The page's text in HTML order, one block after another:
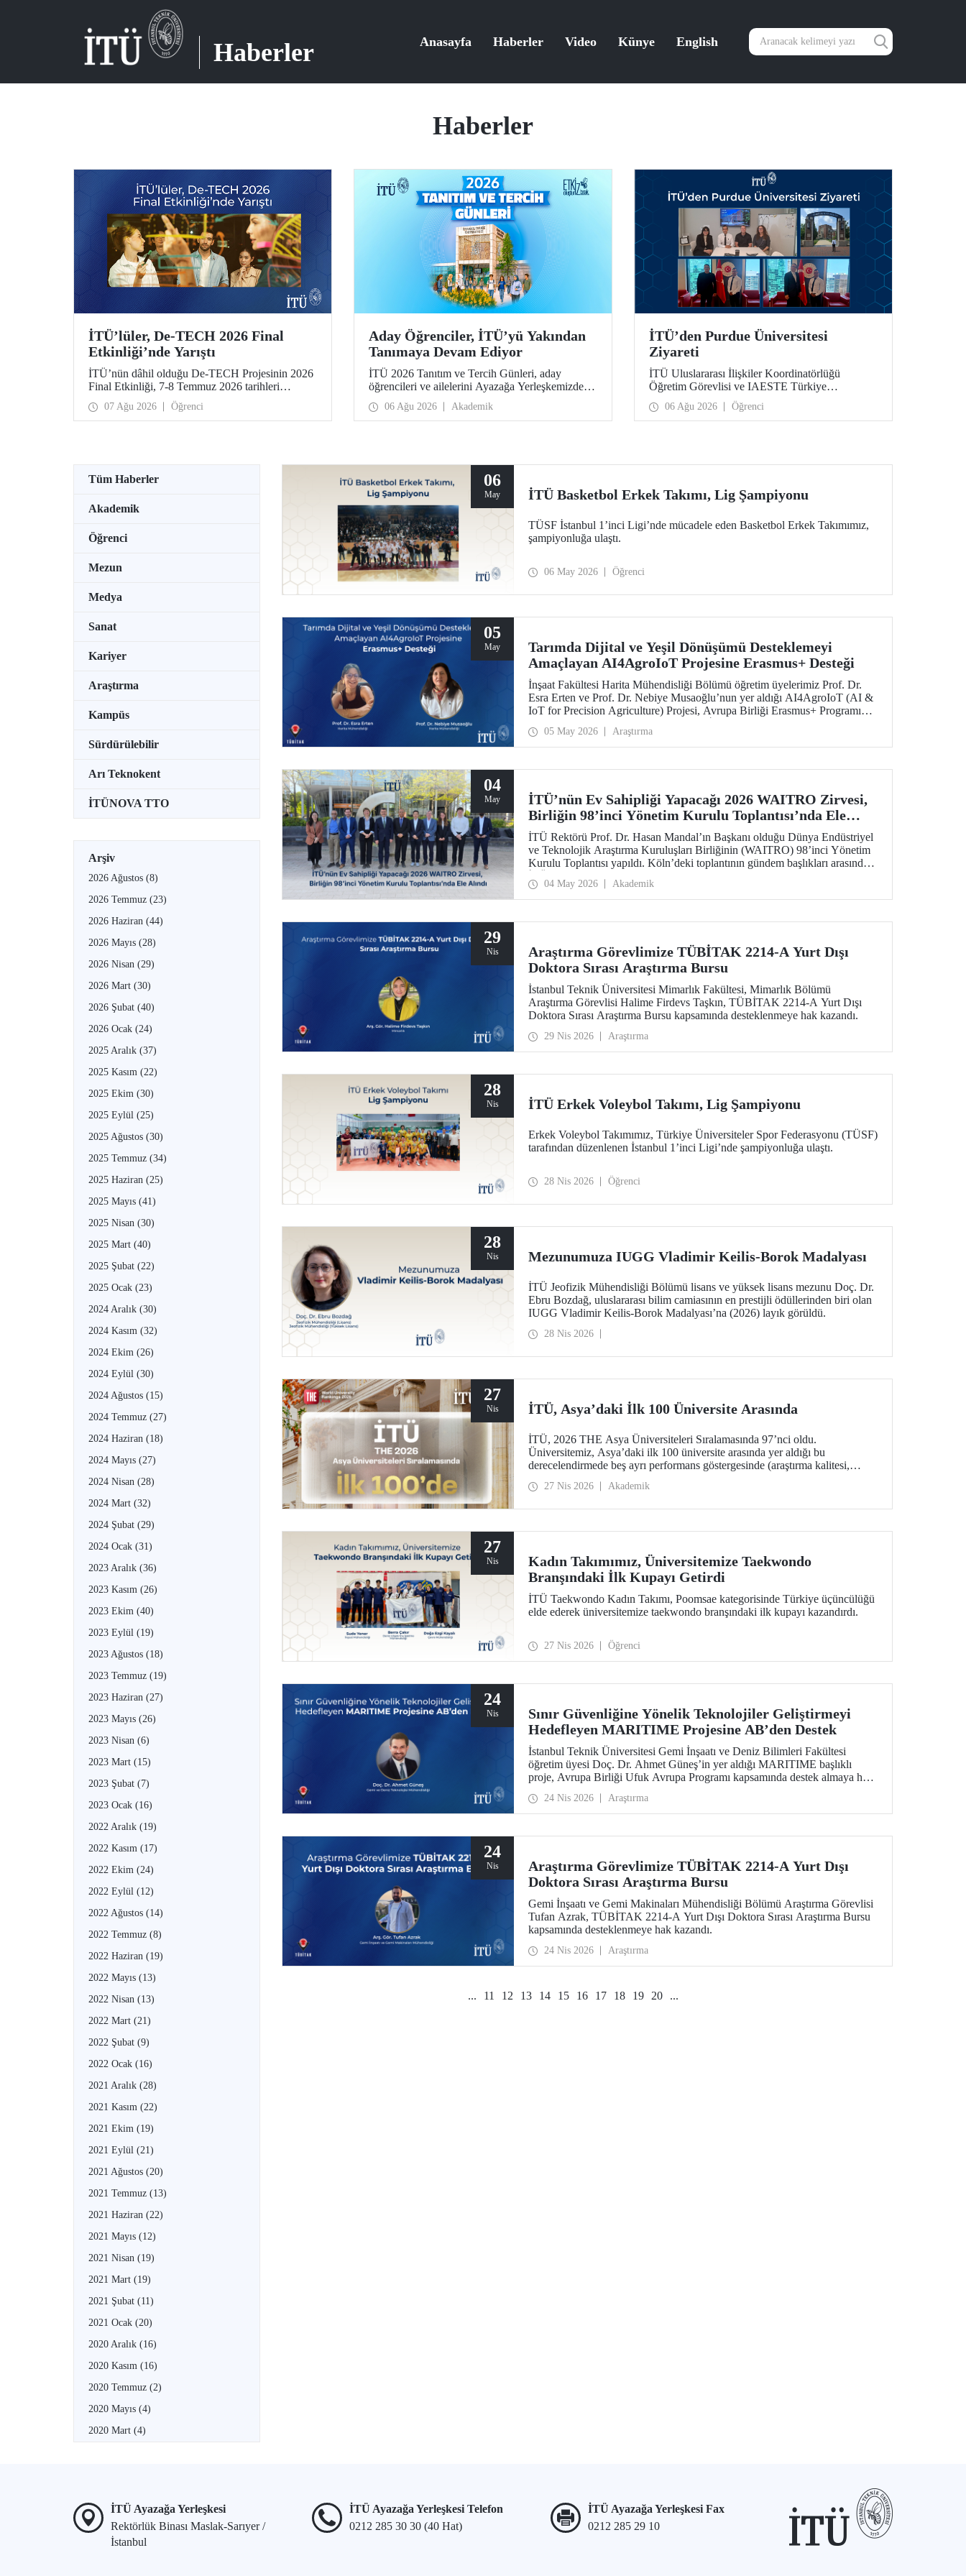
Haberler Anasayfa Haberler Video Künye English
Haberler
İTÜ’lüler, De-TECH 2026 Final
Etkinliği’nde Yarıştı
İTÜ’nün dâhil olduğu De-TECH Projesinin 2026
Final Etkinliği, 7-8 Temmuz 2026 tarihleri
arasında Almanya’da Leibniz Üniversitesi
Hannover ev sahipliğinde düzenlendi. İTÜ’lü
girişimciler, etkinlikte girişimlerini ve projelerini
Şanlı tarafından geliştirilen “PressPot” Projesi,
De-TECH İnovasyon Teknoloji Müsabakası –
kategorisinde birincilik ödülünün sahibi oldu.
07 Ağu 2026 Öğrenci
Aday Öğrenciler, İTÜ’yü Yakından
Tanımaya Devam Ediyor
İTÜ 2026 Tanıtım ve Tercih Günleri, aday
öğrencileri ve ailelerini Ayazağa Yerleşkemizde
ağırlamaya devam ediyor. Tanıtım ve Tercih
Günleri 7 Ağustos’ta tamamlanacak, ilgili fakülte
ve birimler adaylara bilgi vermeye devam edecek.
06 Ağu 2026 Akademik
İTÜ’den Purdue Üniversitesi
Ziyareti
İTÜ Uluslararası İlişkiler Koordinatörlüğü
Öğretim Görevlisi ve IAESTE Türkiye
Sorumlusu Cahit Okan, akademik ilişkileri ve iş
birliğini geliştirmek amacıyla 20-27 Temmuz
tarihlerinde ABD’de dünyanın önde gelen
06 Ağu 2026 Öğrenci
Tüm Haberler
Akademik
Öğrenci
Mezun
Medya
Sanat
Kariyer
Araştırma
Kampüs
Sürdürülebilir
Arı Teknokent
İTÜNOVA TTO
Arşiv
2026 Ağustos (8)
2026 Temmuz (23)
2026 Haziran (44)
2026 Mayıs (28)
2026 Nisan (29)
2026 Mart (30)
2026 Şubat (40)
2026 Ocak (24)
2025 Aralık (37)
2025 Kasım (22)
2025 Ekim (30)
2025 Eylül (25)
2025 Ağustos (30)
2025 Temmuz (34)
2025 Haziran (25)
2025 Mayıs (41)
2025 Nisan (30)
2025 Mart (40)
2025 Şubat (22)
2025 Ocak (23)
2024 Aralık (30)
2024 Kasım (32)
2024 Ekim (26)
2024 Eylül (30)
2024 Ağustos (15)
2024 Temmuz (27)
2024 Haziran (18)
2024 Mayıs (27)
2024 Nisan (28)
2024 Mart (32)
2024 Şubat (29)
2024 Ocak (31)
2023 Aralık (36)
2023 Kasım (26)
2023 Ekim (40)
2023 Eylül (19)
2023 Ağustos (18)
2023 Temmuz (19)
2023 Haziran (27)
2023 Mayıs (26)
2023 Nisan (6)
2023 Mart (15)
2023 Şubat (7)
2023 Ocak (16)
2022 Aralık (19)
2022 Kasım (17)
2022 Ekim (24)
2022 Eylül (12)
2022 Ağustos (14)
2022 Temmuz (8)
2022 Haziran (19)
2022 Mayıs (13)
2022 Nisan (13)
2022 Mart (21)
2022 Şubat (9)
2022 Ocak (16)
2021 Aralık (28)
2021 Kasım (22)
2021 Ekim (19)
2021 Eylül (21)
2021 Ağustos (20)
2021 Temmuz (13)
2021 Haziran (22)
2021 Mayıs (12)
2021 Nisan (19)
2021 Mart (19)
2021 Şubat (11)
2021 Ocak (20)
2020 Aralık (16)
2020 Kasım (16)
2020 Temmuz (2)
2020 Mayıs (4)
2020 Mart (4)
06
May İTÜ Basketbol Erkek Takımı, Lig Şampiyonu
TÜSF İstanbul 1’inci Ligi’nde mücadele eden Basketbol Erkek Takımımız,
şampiyonluğa ulaştı.
06 May 2026 Öğrenci
05
May
Tarımda Dijital ve Yeşil Dönüşümü Desteklemeyi
Amaçlayan AI4AgroIoT Projesine Erasmus+ Desteği
İnşaat Fakültesi Harita Mühendisliği Bölümü öğretim üyelerimiz Prof. Dr.
Esra Erten ve Prof. Dr. Nebiye Musaoğlu’nun yer aldığı AI4AgroIoT (AI &
IoT for Precision Agriculture) Projesi, Avrupa Birliği Erasmus+ Programı
desteklendi.
05 May 2026 Araştırma
04
May
İTÜ’nün Ev Sahipliği Yapacağı 2026 WAITRO Zirvesi,
Birliğin 98’inci Yönetim Kurulu Toplantısı’nda Ele
Alındı
İTÜ Rektörü Prof. Dr. Hasan Mandal’ın Başkanı olduğu Dünya Endüstriyel
ve Teknolojik Araştırma Kuruluşları Birliğinin (WAITRO) 98’inci Yönetim
Kurulu Toplantısı yapıldı. Köln’deki toplantının gündem başlıkları arasında
04 May 2026 Akademik
29
Nis
Araştırma Görevlimize TÜBİTAK 2214-A Yurt Dışı
Doktora Sırası Araştırma Bursu
İstanbul Teknik Üniversitesi Mimarlık Fakültesi, Mimarlık Bölümü
Araştırma Görevlisi Halime Firdevs Taşkın, TÜBİTAK 2214-A Yurt Dışı
Doktora Sırası Araştırma Bursu kapsamında desteklenmeye hak kazandı.
29 Nis 2026 Araştırma
28
Nis İTÜ Erkek Voleybol Takımı, Lig Şampiyonu
Erkek Voleybol Takımımız, Türkiye Üniversiteler Spor Federasyonu (TÜSF)
tarafından düzenlenen İstanbul 1’inci Ligi’nde şampiyonluğa ulaştı.
28 Nis 2026 Öğrenci
28
Nis Mezunumuza IUGG Vladimir Keilis-Borok Madalyası
İTÜ Jeofizik Mühendisliği Bölümü lisans ve yüksek lisans mezunu Doç. Dr.
Ebru Bozdağ, uluslararası bilim camiasının en prestijli ödüllerinden biri olan
IUGG Vladimir Keilis-Borok Madalyası’na (2026) layık görüldü.
28 Nis 2026
27
Nis İTÜ, Asya’daki İlk 100 Üniversite Arasında
İTÜ, 2026 THE Asya Üniversiteleri Sıralamasında 97’nci oldu.
Üniversitemiz, Asya’daki ilk 100 üniversite arasında yer aldığı bu
derecelendirmede beş ayrı performans göstergesinde (araştırma kalitesi,
27 Nis 2026 Akademik
27
Nis
Kadın Takımımız, Üniversitemize Taekwondo
Branşındaki İlk Kupayı Getirdi
İTÜ Taekwondo Kadın Takımı, Poomsae kategorisinde Türkiye üçüncülüğü
elde ederek üniversitemize taekwondo branşındaki ilk kupayı kazandırdı.
27 Nis 2026 Öğrenci
24
Nis
Sınır Güvenliğine Yönelik Teknolojiler Geliştirmeyi
Hedefleyen MARITIME Projesine AB’den Destek
İstanbul Teknik Üniversitesi Gemi İnşaatı ve Deniz Bilimleri Fakültesi
öğretim üyesi Doç. Dr. Ahmet Güneş’in yer aldığı MARITIME başlıklı
proje, Avrupa Birliği Ufuk Avrupa Programı kapsamında destek almaya hak
24 Nis 2026 Araştırma
24
Nis
Araştırma Görevlimize TÜBİTAK 2214-A Yurt Dışı
Doktora Sırası Araştırma Bursu
Gemi İnşaatı ve Gemi Makinaları Mühendisliği Bölümü Araştırma Görevlisi
Tufan Azrak, TÜBİTAK 2214-A Yurt Dışı Doktora Sırası Araştırma Bursu
kapsamında desteklenmeye hak kazandı.
24 Nis 2026 Araştırma
... 11 12 13 14 15 16 17 18 19 20 ...
İTÜ Ayazağa Yerleşkesi
Rektörlük Binası Maslak-Sarıyer /
İstanbul
İTÜ Ayazağa Yerleşkesi Telefon
0212 285 30 30 (40 Hat)
İTÜ Ayazağa Yerleşkesi Fax
0212 285 29 10